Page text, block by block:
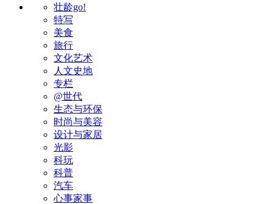
壮龄go!
特写
美食
旅行
文化艺术
人文史地
专栏
@世代
生态与环保
时尚与美容
设计与家居
光影
科玩
科普
汽车
心事家事